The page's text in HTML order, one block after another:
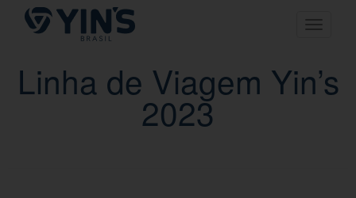
Pular
para
Toggle
Linha de Viagem Yin’s
2023